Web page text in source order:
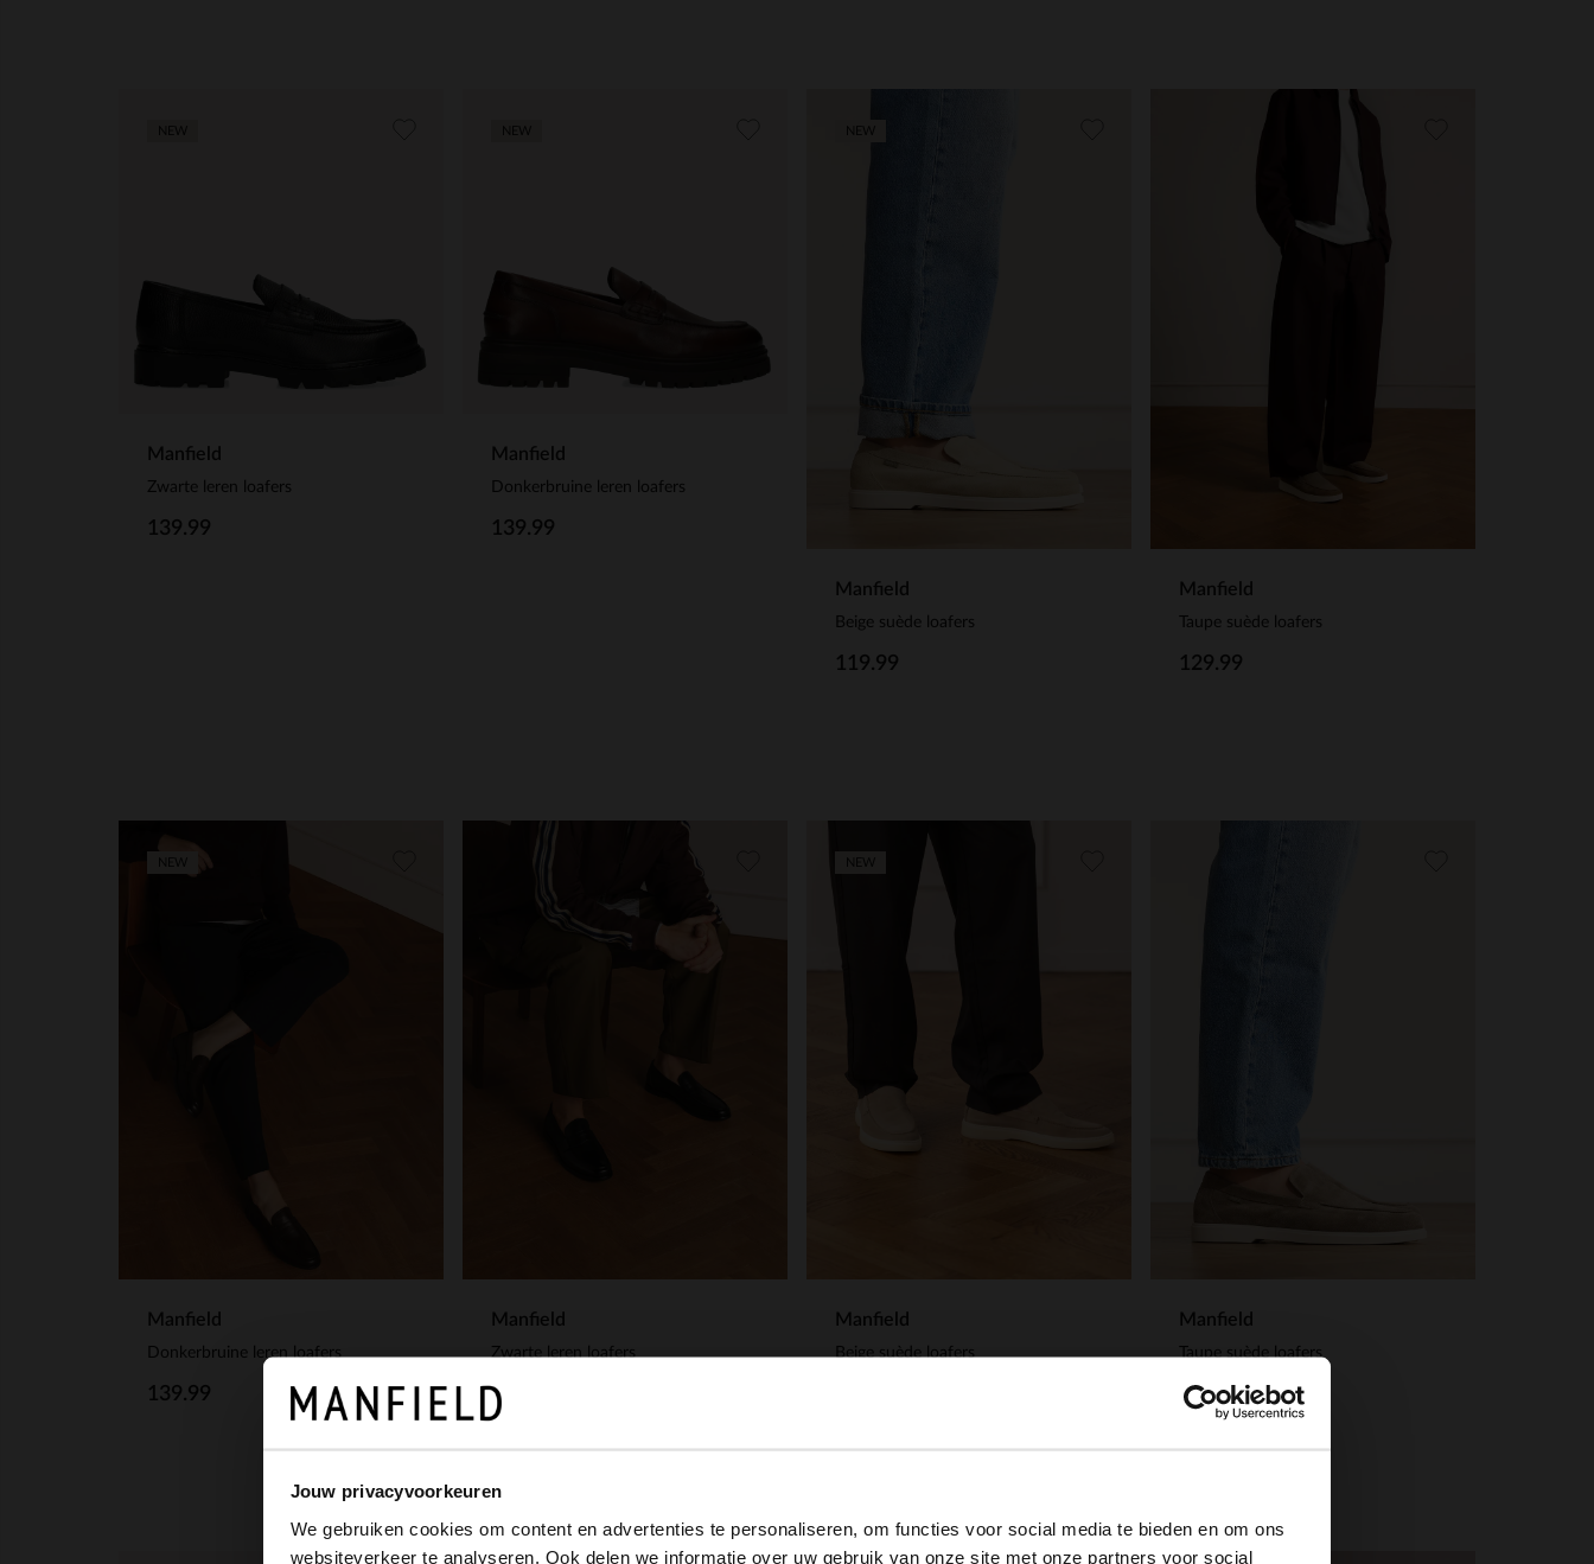
Jouw privacyvoorkeuren
We gebruiken cookies om content en advertenties te personaliseren, om functies voor social media te bieden en om ons
websiteverkeer te analyseren. Ook delen we informatie over uw gebruik van onze site met onze partners voor social
Manfield
Zwarte leren loafers
139.99
Manfield
Donkerbruine leren loafers
139.99
Manfield
Beige suède loafers
119.99
Manfield
Taupe suède loafers
129.99
Manfield
Donkerbruine leren loafers
139.99
Manfield
Zwarte leren loafers
139.99
Manfield
Beige suède loafers
Manfield
Taupe suède loafers
119.99
×
It looks like your language isn't Dutch. Would you like to